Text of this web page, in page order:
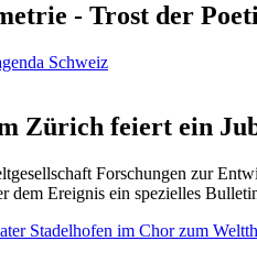
- Trost der
Schweiz
Zürich feiert ein
Forschungen zur
dem Ereignis ein spezielles
Stadelhofen im Chor zum